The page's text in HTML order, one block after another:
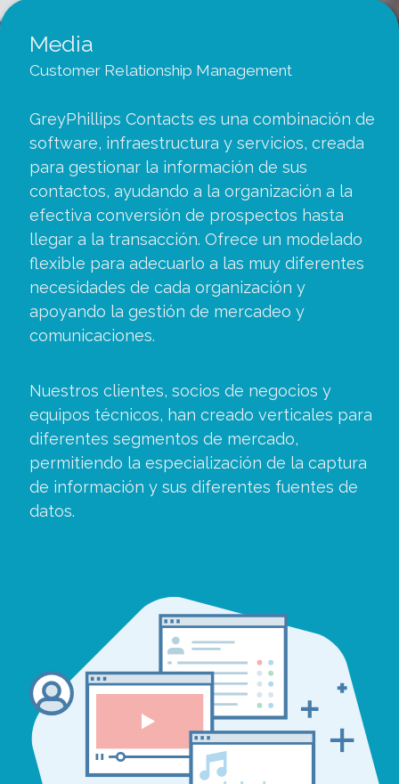
Media
Customer Relationship Management
GreyPhillips Contacts es una combinación de
software, infraestructura y servicios, creada
para gestionar la información de sus
contactos, ayudando a la organización a la
efectiva conversión de prospectos hasta
llegar a la transacción. Ofrece un modelado
flexible para adecuarlo a las muy diferentes
necesidades de cada organización y
apoyando la gestión de mercadeo y
comunicaciones.
Nuestros clientes, socios de negocios y
equipos técnicos, han creado verticales para
diferentes segmentos de mercado,
permitiendo la especialización de la captura
de información y sus diferentes fuentes de
datos.